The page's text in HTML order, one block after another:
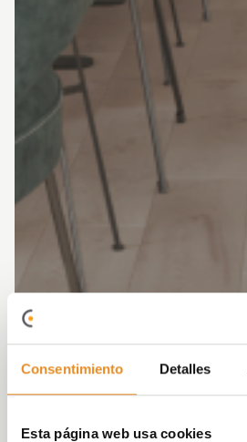
Consentimiento Detalles
Esta página web usa cookies